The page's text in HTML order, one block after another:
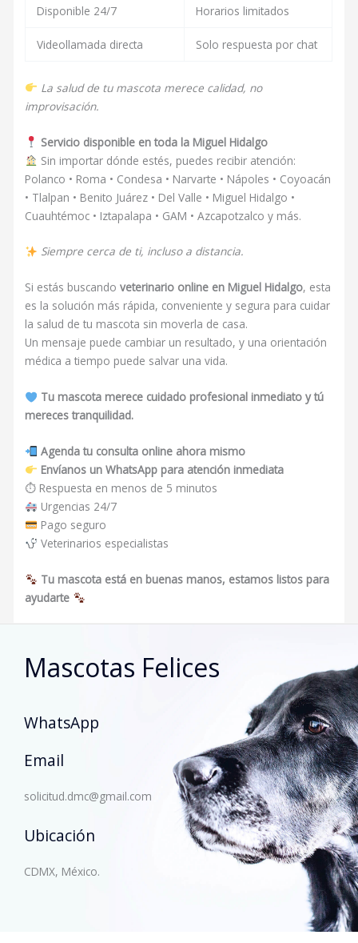
Disponible 24/7 Horarios limitados
Videollamada directa Solo respuesta por chat
La salud de tu mascota merece calidad, no
improvisación.
Servicio disponible en toda la Miguel Hidalgo
Sin importar dónde estés, puedes recibir atención:
Polanco • Roma • Condesa • Narvarte • Nápoles • Coyoacán
• Tlalpan • Benito Juárez • Del Valle • Miguel Hidalgo •
Cuauhtémoc • Iztapalapa • GAM • Azcapotzalco y más.
Siempre cerca de ti, incluso a distancia.
Si estás buscandoveterinario online en Miguel Hidalgo, esta
es la solución más rápida, conveniente y segura para cuidar
la salud de tu mascota sin moverla de casa.
Un mensaje puede cambiar un resultado, y una orientación
médica a tiempo puede salvar una vida.
Tu mascota merece cuidado profesional inmediato y tú
mereces tranquilidad.
Agenda tu consulta online ahora mismo
Envíanos un WhatsApp para atención inmediata
⏱ Respuesta en menos de 5 minutos
Urgencias 24/7
Pago seguro
Veterinarios especialistas
Tu mascota está en buenas manos, estamos listos para
ayudarte
Mascotas Felices
WhatsApp
Email
solicitud.dmc@gmail.com
Ubicación
CDMX, México.